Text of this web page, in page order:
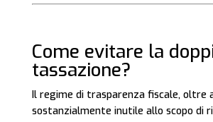
Come evitare la
tassazione?
Il regime di trasparenza fiscale, oltre
sostanzialmente inutile allo scopo di